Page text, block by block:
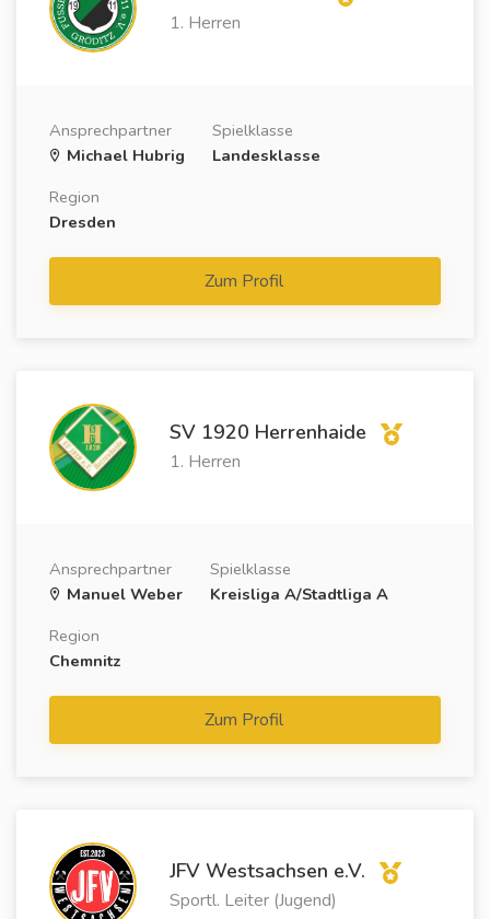
1. Herren
Ansprechpartner
Michael Hubrig
Spielklasse
Landesklasse
Region
Dresden
Zum Profil
SV 1920 Herrenhaide
1. Herren
Ansprechpartner
Manuel Weber
Spielklasse
Kreisliga A/Stadtliga A
Region
Chemnitz
Zum Profil
JFV Westsachsen e.V.
Sportl. Leiter (Jugend)